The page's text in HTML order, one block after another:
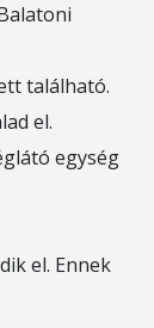
található.
el.
egység
el. Ennek